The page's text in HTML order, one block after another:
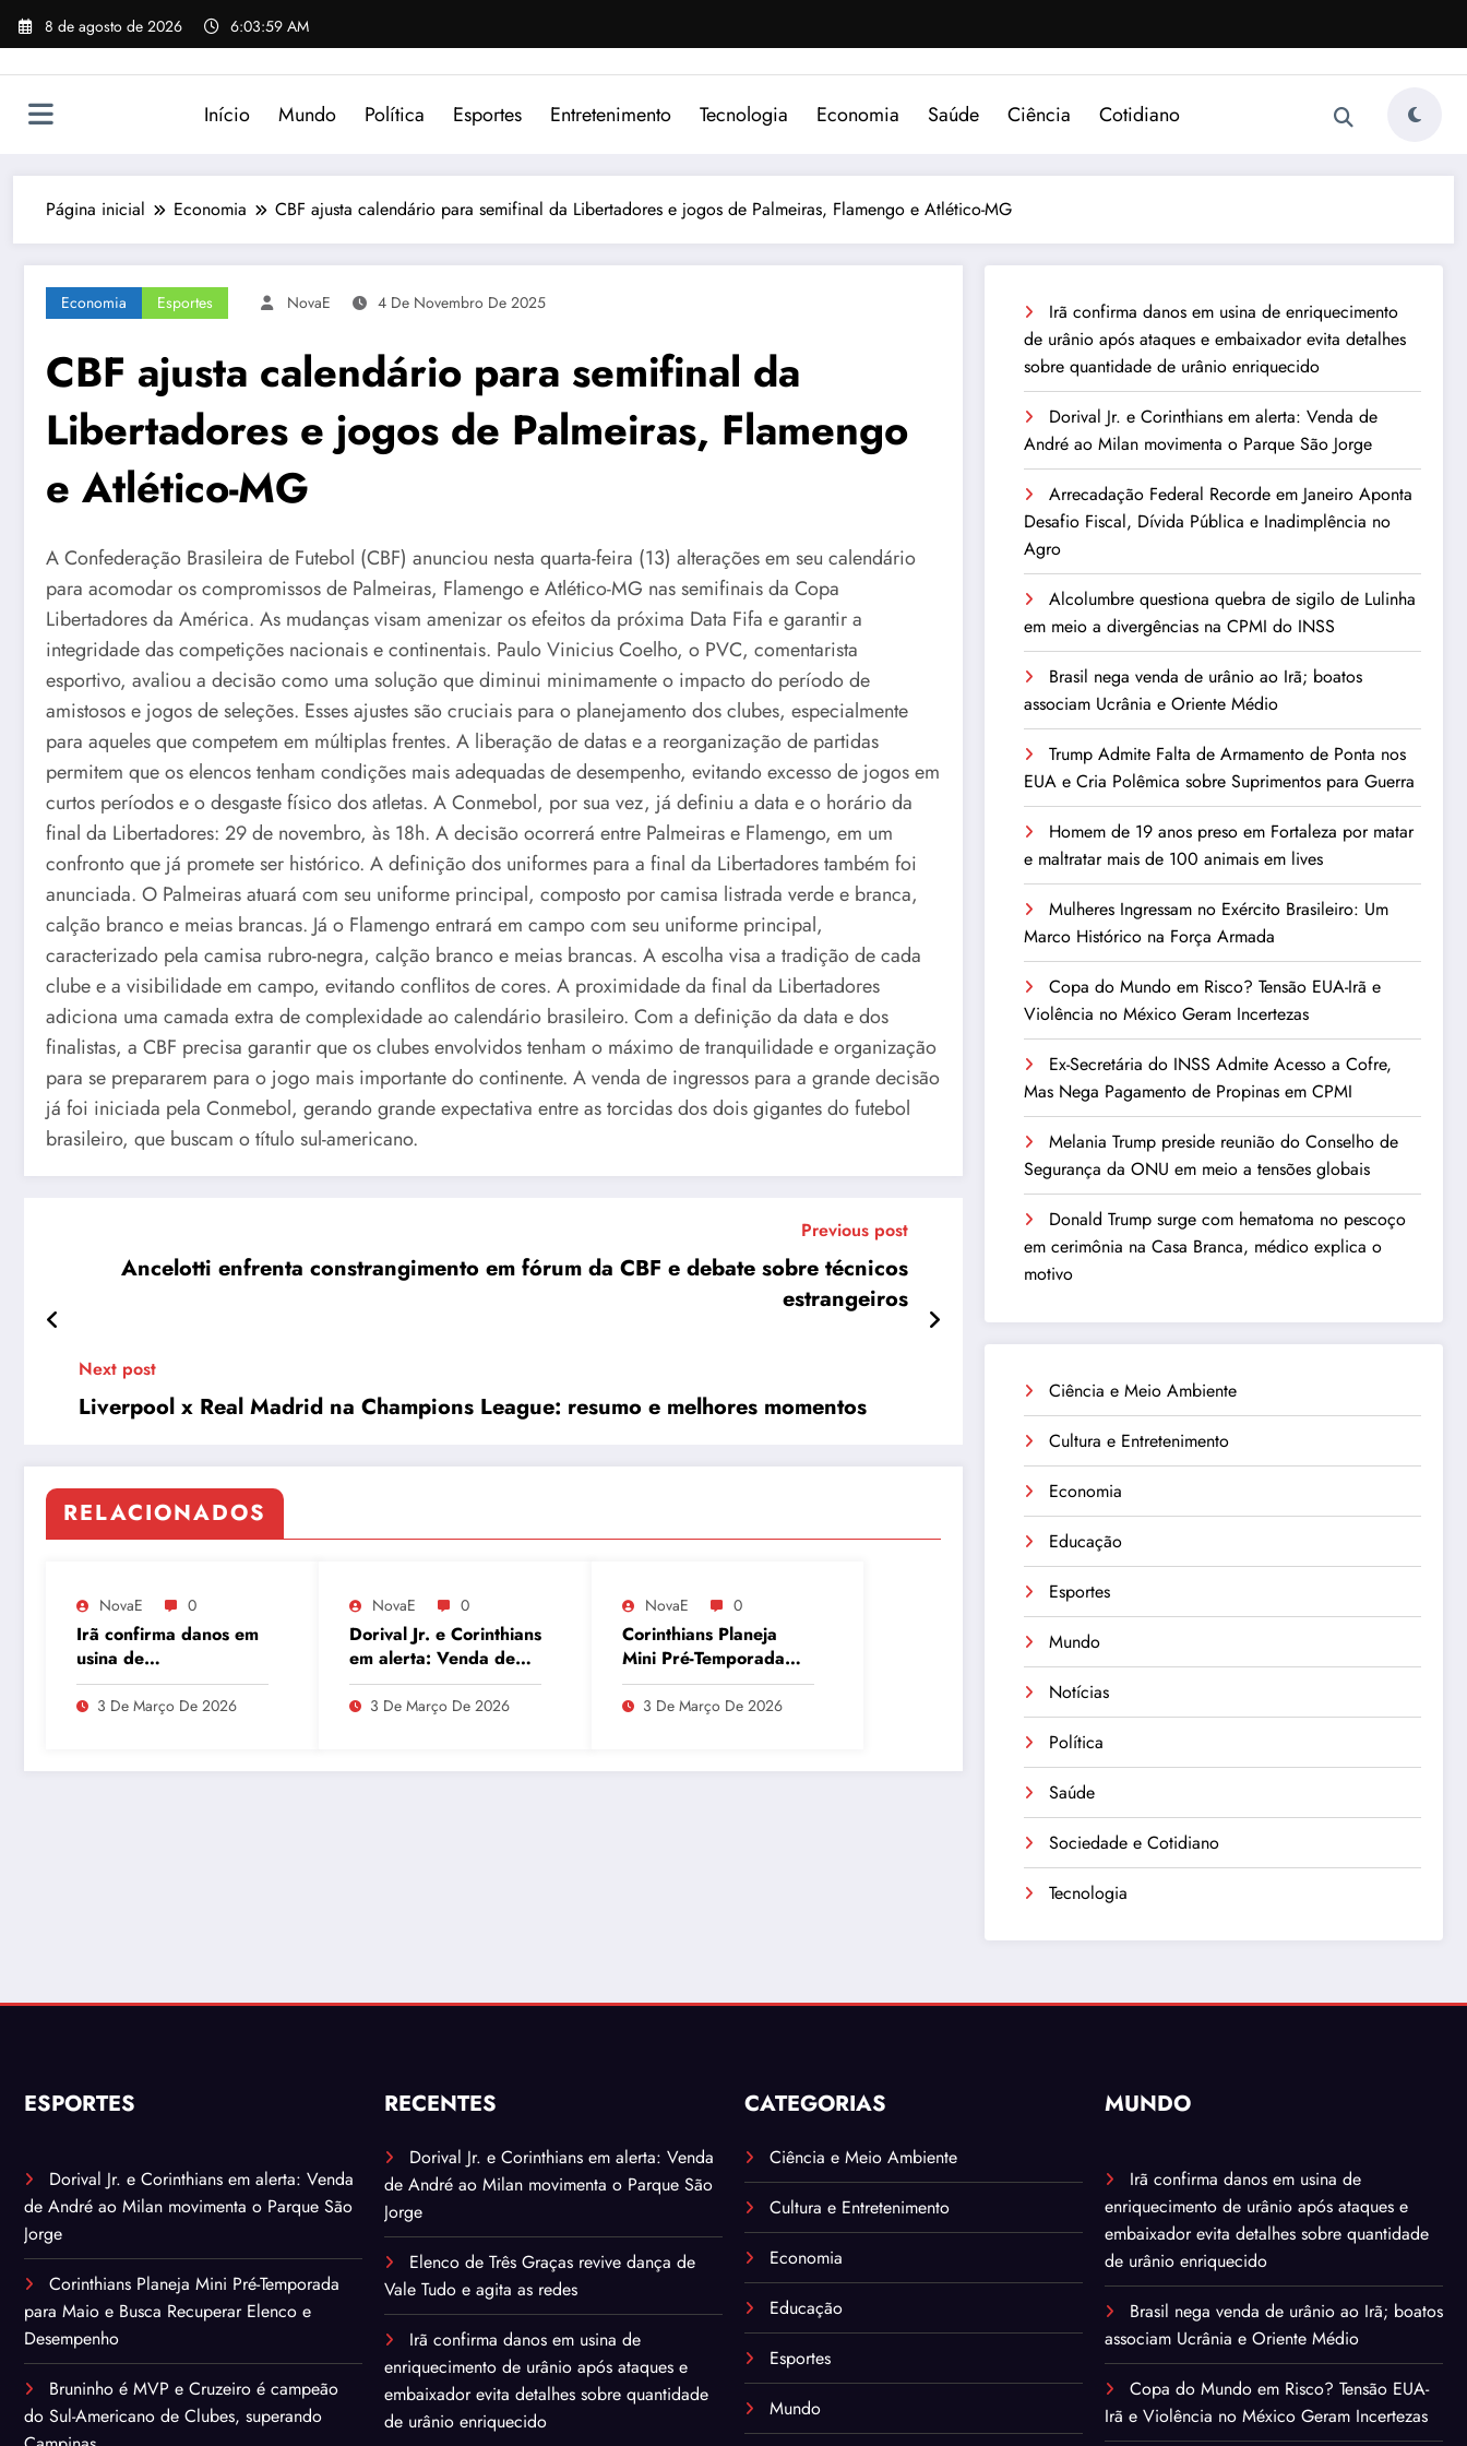
Pular
para
8 de agosto de 2026 6:03:59 AM
Início Mundo Política Esportes Entretenimento Tecnologia Economia Saúde Ciência Cotidiano
Página inicial Economia CBF ajusta calendário para semifinal da Libertadores e jogos de Palmeiras, Flamengo e Atlético-MG
Economia Esportes NovaE 4 De Novembro De 2025
CBF ajusta calendário para semifinal da
Libertadores e jogos de Palmeiras, Flamengo
e Atlético-MG
A Confederação Brasileira de Futebol (CBF) anunciou nesta quarta-feira (13) alterações em seu calendário
para acomodar os compromissos de Palmeiras, Flamengo e Atlético-MG nas semifinais da Copa
Libertadores da América. As mudanças visam amenizar os efeitos da próxima Data Fifa e garantir a
integridade das competições nacionais e continentais. Paulo Vinicius Coelho, o PVC, comentarista
esportivo, avaliou a decisão como uma solução que diminui minimamente o impacto do período de
amistosos e jogos de seleções. Esses ajustes são cruciais para o planejamento dos clubes, especialmente
para aqueles que competem em múltiplas frentes. A liberação de datas e a reorganização de partidas
permitem que os elencos tenham condições mais adequadas de desempenho, evitando excesso de jogos em
curtos períodos e o desgaste físico dos atletas. A Conmebol, por sua vez, já definiu a data e o horário da
final da Libertadores: 29 de novembro, às 18h. A decisão ocorrerá entre Palmeiras e Flamengo, em um
confronto que já promete ser histórico. A definição dos uniformes para a final da Libertadores também foi
anunciada. O Palmeiras atuará com seu uniforme principal, composto por camisa listrada verde e branca,
calção branco e meias brancas. Já o Flamengo entrará em campo com seu uniforme principal,
caracterizado pela camisa rubro-negra, calção branco e meias brancas. A escolha visa a tradição de cada
clube e a visibilidade em campo, evitando conflitos de cores. A proximidade da final da Libertadores
adiciona uma camada extra de complexidade ao calendário brasileiro. Com a definição da data e dos
finalistas, a CBF precisa garantir que os clubes envolvidos tenham o máximo de tranquilidade e organização
para se prepararem para o jogo mais importante do continente. A venda de ingressos para a grande decisão
já foi iniciada pela Conmebol, gerando grande expectativa entre as torcidas dos dois gigantes do futebol
brasileiro, que buscam o título sul-americano.
Previous post
Ancelotti enfrenta constrangimento em fórum da CBF e debate sobre técnicos
estrangeiros
Next post
Liverpool x Real Madrid na Champions League: resumo e melhores momentos
RELACIONADOS
NovaE 0
Irã confirma danos em
usina de
enriquecimento de
urânio após ataques e
quantidade de urânio
3 De Março De 2026
NovaE 0
Dorival Jr. e Corinthians
em alerta: Venda de
André ao Milan
movimenta o Parque
3 De Março De 2026
NovaE 0
Corinthians Planeja
Mini Pré-Temporada
para Maio e Busca
Recuperar Elenco e
3 De Março De 2026
Irã confirma danos em usina de enriquecimento
de urânio após ataques e embaixador evita detalhes
sobre quantidade de urânio enriquecido
Dorival Jr. e Corinthians em alerta: Venda de
André ao Milan movimenta o Parque São Jorge
Arrecadação Federal Recorde em Janeiro Aponta
Desafio Fiscal, Dívida Pública e Inadimplência no
Agro
Alcolumbre questiona quebra de sigilo de Lulinha
em meio a divergências na CPMI do INSS
Brasil nega venda de urânio ao Irã; boatos
associam Ucrânia e Oriente Médio
Trump Admite Falta de Armamento de Ponta nos
EUA e Cria Polêmica sobre Suprimentos para Guerra
Homem de 19 anos preso em Fortaleza por matar
e maltratar mais de 100 animais em lives
Mulheres Ingressam no Exército Brasileiro: Um
Marco Histórico na Força Armada
Copa do Mundo em Risco? Tensão EUA-Irã e
Violência no México Geram Incertezas
Ex-Secretária do INSS Admite Acesso a Cofre,
Mas Nega Pagamento de Propinas em CPMI
Melania Trump preside reunião do Conselho de
Segurança da ONU em meio a tensões globais
Donald Trump surge com hematoma no pescoço
em cerimônia na Casa Branca, médico explica o
motivo
Ciência e Meio Ambiente
Cultura e Entretenimento
Economia
Educação
Esportes
Mundo
Notícias
Política
Saúde
Sociedade e Cotidiano
Tecnologia
ESPORTES
Dorival Jr. e Corinthians em alerta: Venda
de André ao Milan movimenta o Parque São
Jorge
Corinthians Planeja Mini Pré-Temporada
para Maio e Busca Recuperar Elenco e
Desempenho
Bruninho é MVP e Cruzeiro é campeão
do Sul-Americano de Clubes, superando
RECENTES
Dorival Jr. e Corinthians em alerta: Venda
de André ao Milan movimenta o Parque São
Jorge
Elenco de Três Graças revive dança de
Vale Tudo e agita as redes
Irã confirma danos em usina de
enriquecimento de urânio após ataques e
embaixador evita detalhes sobre quantidade
de urânio enriquecido
CATEGORIAS
Ciência e Meio Ambiente
Cultura e Entretenimento
Economia
Educação
Esportes
Mundo
MUNDO
Irã confirma danos em usina de
enriquecimento de urânio após ataques e
embaixador evita detalhes sobre quantidade
de urânio enriquecido
Brasil nega venda de urânio ao Irã; boatos
associam Ucrânia e Oriente Médio
Copa do Mundo em Risco? Tensão EUA-
Irã e Violência no México Geram Incertezas